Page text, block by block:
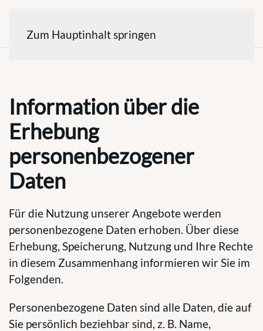
Zum Hauptinhalt springen
Information über die
Erhebung
personenbezogener
Daten
Für die Nutzung unserer Angebote werden
personenbezogene Daten erhoben. Über diese
Erhebung, Speicherung, Nutzung und Ihre Rechte
in diesem Zusammenhang informieren wir Sie im
Folgenden.
Personenbezogene Daten sind alle Daten, die auf
Sie persönlich beziehbar sind, z. B. Name,